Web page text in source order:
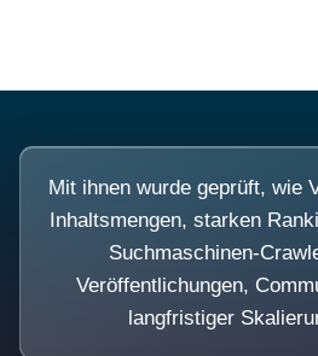
Mit ihnen wurde geprüft, wie
Inhaltsmengen, starken
Suchmaschinen-
Veröffentlichungen,
langfristiger